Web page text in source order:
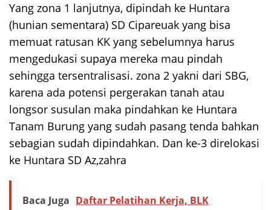
Yang zona 1 lanjutnya, dipindah ke Huntara
(hunian sementara) SD Cipareuak yang bisa
memuat ratusan KK yang sebelumnya harus
mengedukasi supaya mereka mau pindah
sehingga tersentralisasi. zona 2 yakni dari SBG,
karena ada potensi pergerakan tanah atau
longsor susulan maka pindahkan ke Huntara
Tanam Burung yang sudah pasang tenda bahkan
sebagian sudah dipindahkan. Dan ke-3 direlokasi
ke Huntara SD Az,zahra
Baca Juga Daftar Pelatihan Kerja, BLK